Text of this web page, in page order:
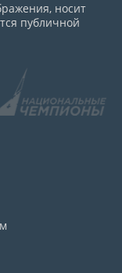
носит
публичной